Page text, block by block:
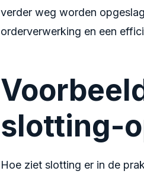
verder weg worden
orderverwerking en een
slotting-
Hoe ziet slotting er in de